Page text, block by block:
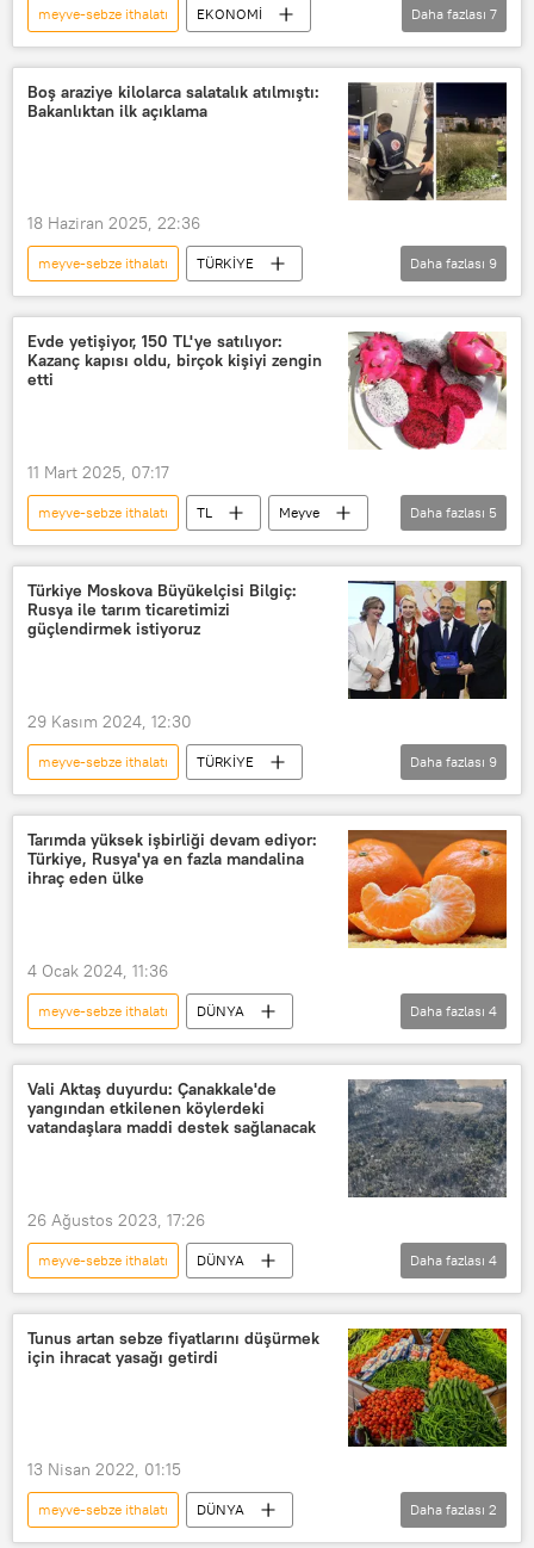
Tüketici Konfederasyonu
İzmir
Antalya
meyve-sebze ithalatı
EKONOMİ
Türkiye
İstanbul Ticaret Odası (İTO)
fiyatı azalan ürün ve hizmetler
fiyatı artan ürün ve hizmetler
Daha fazlası 7
Boş araziye kilolarca salatalık atılmıştı:
Bakanlıktan ilk açıklama
18 Haziran 2025, 22:36
meyve-sebze ithalatı
TÜRKİYE
salatalık
çürüme
Sebze
Ceza
Ticaret
Ticaret Bakanlığı
Daha fazlası 9
Evde yetişiyor, 150 TL'ye satılıyor:
Kazanç kapısı oldu, birçok kişiyi zengin
etti
11 Mart 2025, 07:17
meyve-sebze ithalatı TL
Meyve
Meyve suyu
meyve suyu
kuru meyve
EKONOMİ
Sağlık
Daha fazlası 5
Türkiye Moskova Büyükelçisi Bilgiç:
Rusya ile tarım ticaretimizi
güçlendirmek istiyoruz
29 Kasım 2024, 12:30
meyve-sebze ithalatı
TÜRKİYE
Tanju Bilgiç
Büyükelçi
Türkiye
Rusya
Ankara
Moskova
Sebze
Meyve
Daha fazlası 9
Tarımda yüksek işbirliği devam ediyor:
Türkiye, Rusya'ya en fazla mandalina
ihraç eden ülke
4 Ocak 2024, 11:36
meyve-sebze ithalatı
DÜNYA
Rusya
Türkiye
Tarım
Mandalina
Meyve
Daha fazlası 4
Vali Aktaş duyurdu: Çanakkale'de
yangından etkilenen köylerdeki
vatandaşlara maddi destek sağlanacak
26 Ağustos 2023, 17:26
meyve-sebze ithalatı
DÜNYA
İlhami Aktaş
Sebze
Çanakkale
AFAD
Daha fazlası 4
Tunus artan sebze fiyatlarını düşürmek
için ihracat yasağı getirdi
13 Nisan 2022, 01:15
meyve-sebze ithalatı
DÜNYA
Daha fazlası 2